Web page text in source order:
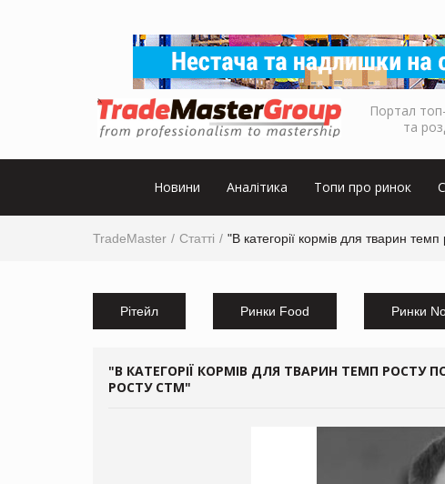
Портал
та
Новини Аналітика Топи про ринок
TradeMaster Статті "В категорії кормів для тварин
Рітейл Ринки Food Ринки
"В КАТЕГОРІЇ КОРМІВ ДЛЯ ТВАРИН ТЕМП
РОСТУ СТМ"